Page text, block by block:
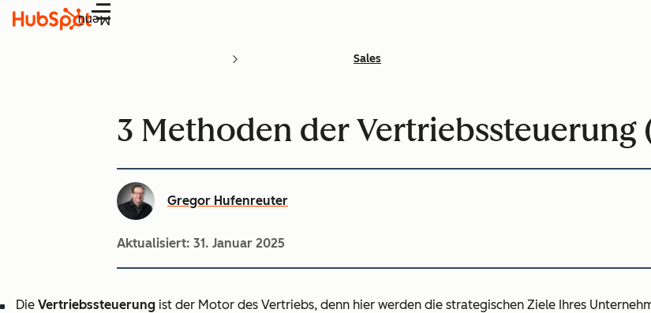
Menü
Sales
3 Methoden der Vertriebssteuerung
Gregor Hufenreuter
Aktualisiert: 31. Januar 2025
Die Vertriebssteuerung ist der Motor des Vertriebs, denn hier werden die strategischen Ziele Ihres